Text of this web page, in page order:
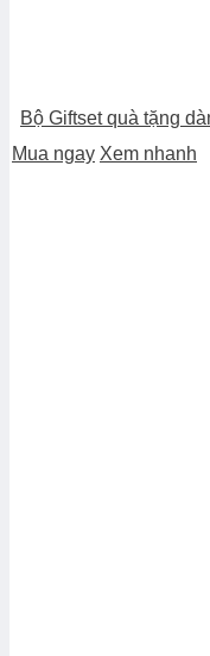
Bộ Giftset quà tặng
Mua ngay Xem nhanh